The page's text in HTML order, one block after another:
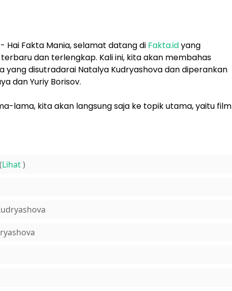
Hai Fakta Mania, selamat datang di Fakta.idyang
dan terlengkap. Kali ini, kita akan membahas
yang disutradarai Natalya Kudryashova dan diperankan
dan Yuriy Borisov.
lama, kita akan langsung saja ke topik utama, yaitu film
Lihat)